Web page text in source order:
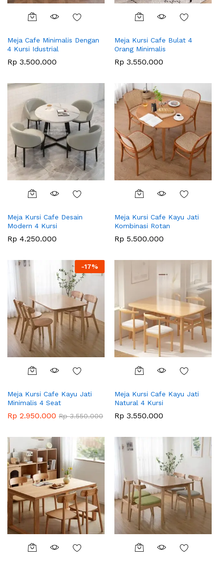
Meja Cafe Minimalis Dengan
4 Kursi Idustrial
Rp 3.500.000
Meja Kursi Cafe Bulat 4
Orang Minimalis
Rp 3.550.000
Meja Kursi Cafe Desain
Modern 4 Kursi
Rp 4.250.000
Meja Kursi Cafe Kayu Jati
Kombinasi Rotan
Rp 5.500.000
-17%
Meja Kursi Cafe Kayu Jati
Minimalis 4 Seat
Rp 2.950.000 Rp3.550.000
Meja Kursi Cafe Kayu Jati
Natural 4 Kursi
Rp 3.550.000